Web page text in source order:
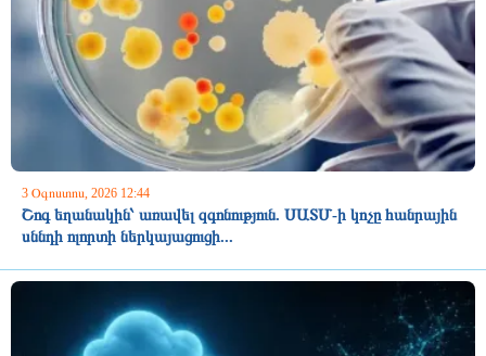
3 Օգոստոս, 2026 12:44
Շոգ եղանակին՝ առավել զգոնություն. ՍԱՏՄ-ի կոչը հանրային
սննդի ոլորտի ներկայացուցի...